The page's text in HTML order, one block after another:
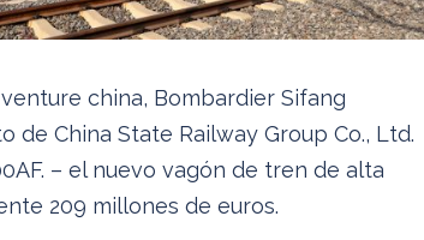
china, Bombardier Sifang
de China State Railway Group Co., Ltd.
– el nuevo vagón de tren de alta
209 millones de euros.